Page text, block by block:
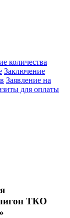
количества
Заключение
Заявление на
для оплаты
ТКО